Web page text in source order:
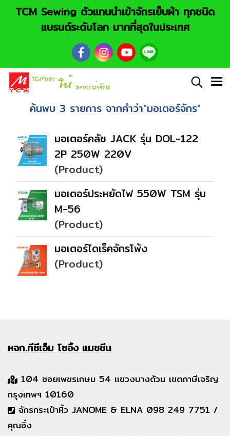
TCM Sewing ตัวแทนนำเข้าจักรเย็บผ้า ทุกชนิด
แบรนด์ระดับโลก มากที่สุดในประเทศ
ค้นพบ 3 รายการ จากคำว่า"มอเตอร์จักร"
มอเตอร์คลัช JACK รุ่น DOL-122
2P 250W 220V
(Product)
มอเตอร์ประหยัดไฟ 550W TSM รุ่น
M-56
(Product)
มอเตอร์ไดเร็คจักรโพ้ง
(Product)
หจก.ทีซีเอ็มโซอิ้ง แมชชีน
104 ซอยเพชรเกษม 54 แขวงบางด้วน เขตภาษีเจริญ
กรุงเทพฯ 10160
จักรกระเป๋าหิ้ว JANOME & ELNA 098 249 7751 /
คุณอิ๋ง